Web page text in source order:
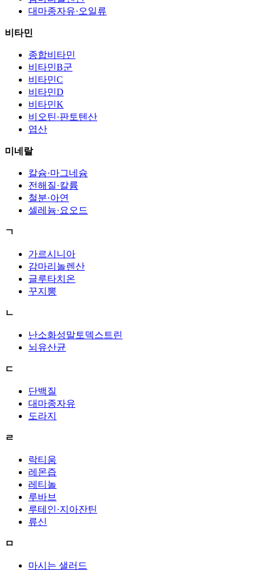
대마종자유·오일류
비타민
종합비타민
비타민B군
비타민C
비타민D
비타민K
비오틴·판토텐산
엽산
미네랄
칼슘·마그네슘
전해질·칼륨
철분·아연
셀레늄·요오드
ㄱ
가르시니아
감마리놀렌산
글루타치온
꾸지뽕
ㄴ
난소화성말토덱스트린
뇌유산균
ㄷ
단백질
대마종자유
도라지
ㄹ
락티움
레몬즙
레티놀
루바브
루테인·지아잔틴
류신
ㅁ
마시는 샐러드